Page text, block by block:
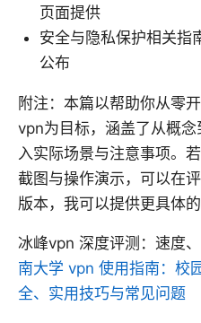
页面提供
安全与隐私保护相关指
公布
附注：本篇以帮助你从零
vpn为目标，涵盖了从概
入实际场景与注意事项。
截图与操作演示，可以在
版本，我可以提供更具体
冰峰vpn 深度评测：速度
南大学 vpn 使用指南：校
全、实用技巧与常见问题